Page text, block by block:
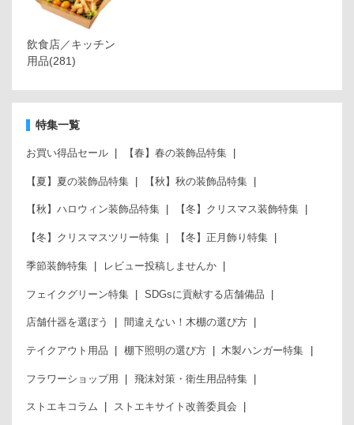
飲食店／キッチン
用品(281)
特集一覧
お買い得品セール 【春】春の装飾品特集
【夏】夏の装飾品特集 【秋】秋の装飾品特集
【秋】ハロウィン装飾品特集 【冬】クリスマス装飾特集
【冬】クリスマスツリー特集 【冬】正月飾り特集
季節装飾特集 レビュー投稿しませんか
フェイクグリーン特集 SDGsに貢献する店舗備品
店舗什器を選ぼう 間違えない！木棚の選び方
テイクアウト用品 棚下照明の選び方 木製ハンガー特集
フラワーショップ用 飛沫対策・衛生用品特集
ストエキコラム ストエキサイト改善委員会